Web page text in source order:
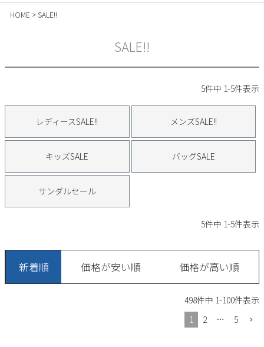
レインシューズ
パンプス
カジュアルシューズ
すべての商品
サンダル
ローファー
キッズ
すべての商品
サンダル
スニーカー
スクール
NEW
すべての商品
メンズ新入荷
SALE
すべての商品
レディースSALE
雑貨
HOME SALE!!
SALE!!
5件中 1-5件表示
レディースSALE!! メンズSALE!!
キッズSALE バッグSALE
サンダルセール
5件中 1-5件表示
新着順 価格が安い順 価格が高い順
498件中 1-100件表示
1
2 … 5